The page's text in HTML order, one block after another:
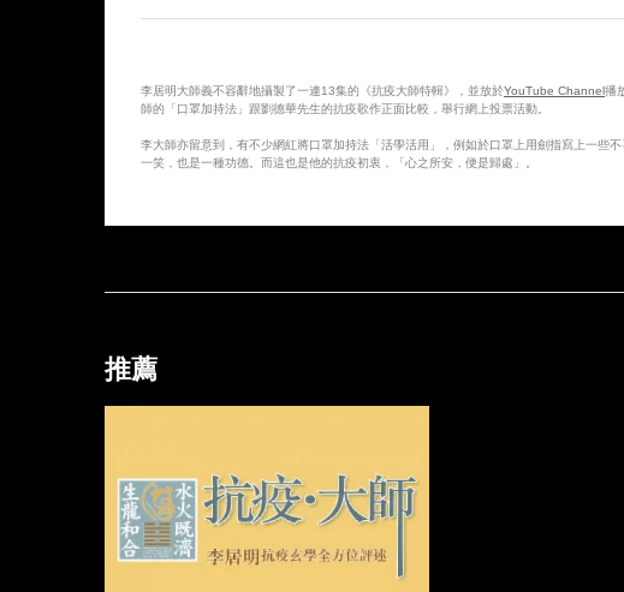
李居明大師義不容辭地攝製了一連13集的《抗疫大師特輯》，並放於YouTube Channel播
師的「口罩加持法」跟劉德華先生的抗疫歌作正面比較，舉行網上投票活動。
李大師亦留意到，有不少網紅將口罩加持法「活學活用」，例如於口罩上用劍指寫上一些
一笑，也是一種功德。而這也是他的抗疫初衷，「心之所安，便是歸處」。
推薦